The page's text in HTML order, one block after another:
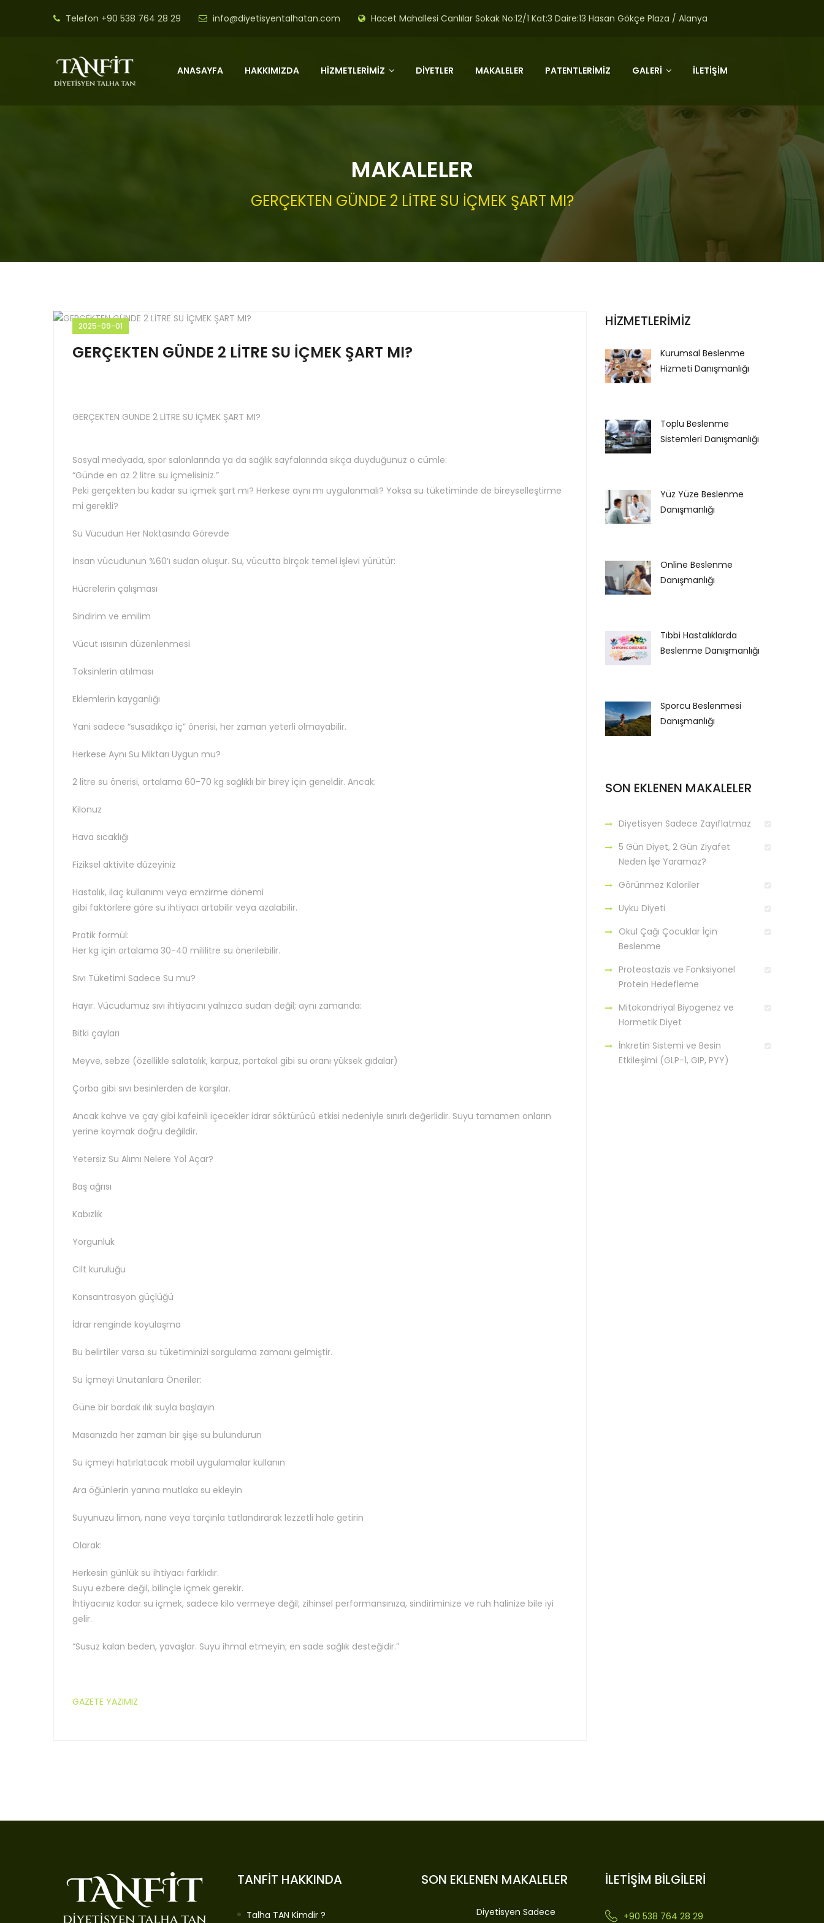
Telefon +90 538 764 28 29 info@diyetisyentalhatan.com Hacet Mahallesi Canlılar Sokak No:12/1 Kat:3 Daire:13 Hasan Gökçe Plaza / Alanya
ANASAYFA HAKKIMIZDA HİZMETLERİMİZ DİYETLER MAKALELER PATENTLERİMİZ GALERİ İLETİŞİM
MAKALELER
GERÇEKTEN GÜNDE 2 LİTRE SU İÇMEK ŞART MI?
2025-09-01
GERÇEKTEN GÜNDE 2 LİTRE SU İÇMEK ŞART MI?
GERÇEKTEN GÜNDE 2 LİTRE SU İÇMEK ŞART MI?
Sosyal medyada, spor salonlarında ya da sağlık sayfalarında sıkça duyduğunuz o cümle:
“Günde en az 2 litre su içmelisiniz.”
Peki gerçekten bu kadar su içmek şart mı? Herkese aynı mı uygulanmalı? Yoksa su tüketiminde de bireyselleştirme
mi gerekli?
Su Vücudun Her Noktasında Görevde
İnsan vücudunun %60’ı sudan oluşur. Su, vücutta birçok temel işlevi yürütür:
Hücrelerin çalışması
Sindirim ve emilim
Vücut ısısının düzenlenmesi
Toksinlerin atılması
Eklemlerin kayganlığı
Yani sadece “susadıkça iç” önerisi, her zaman yeterli olmayabilir.
Herkese Aynı Su Miktarı Uygun mu?
2 litre su önerisi, ortalama 60-70 kg sağlıklı bir birey için geneldir. Ancak:
Kilonuz
Hava sıcaklığı
Fiziksel aktivite düzeyiniz
Hastalık, ilaç kullanımı veya emzirme dönemi
gibi faktörlere göre su ihtiyacı artabilir veya azalabilir.
Pratik formül:
Her kg için ortalama 30-40 mililitre su önerilebilir.
Sıvı Tüketimi Sadece Su mu?
Hayır. Vücudumuz sıvı ihtiyacını yalnızca sudan değil; aynı zamanda:
Bitki çayları
Meyve, sebze (özellikle salatalık, karpuz, portakal gibi su oranı yüksek gıdalar)
Çorba gibi sıvı besinlerden de karşılar.
Ancak kahve ve çay gibi kafeinli içecekler idrar söktürücü etkisi nedeniyle sınırlı değerlidir. Suyu tamamen onların
yerine koymak doğru değildir.
Yetersiz Su Alımı Nelere Yol Açar?
Baş ağrısı
Kabızlık
Yorgunluk
Cilt kuruluğu
Konsantrasyon güçlüğü
İdrar renginde koyulaşma
Bu belirtiler varsa su tüketiminizi sorgulama zamanı gelmiştir.
Su İçmeyi Unutanlara Öneriler:
Güne bir bardak ılık suyla başlayın
Masanızda her zaman bir şişe su bulundurun
Su içmeyi hatırlatacak mobil uygulamalar kullanın
Ara öğünlerin yanına mutlaka su ekleyin
Suyunuzu limon, nane veya tarçınla tatlandırarak lezzetli hale getirin
Olarak:
Herkesin günlük su ihtiyacı farklıdır.
Suyu ezbere değil, bilinçle içmek gerekir.
İhtiyacınız kadar su içmek, sadece kilo vermeye değil; zihinsel performansınıza, sindiriminize ve ruh halinize bile iyi
gelir.
“Susuz kalan beden, yavaşlar. Suyu ihmal etmeyin; en sade sağlık desteğidir.”
GAZETE YAZIMIZ
HİZMETLERİMİZ
Kurumsal Beslenme
Hizmeti Danışmanlığı
Toplu Beslenme
Sistemleri Danışmanlığı
Yüz Yüze Beslenme
Danışmanlığı
Online Beslenme
Danışmanlığı
Tıbbi Hastalıklarda
Beslenme Danışmanlığı
Sporcu Beslenmesi
Danışmanlığı
SON EKLENEN MAKALELER
Diyetisyen Sadece Zayıflatmaz
5 Gün Diyet, 2 Gün Ziyafet
Neden İşe Yaramaz?
Görünmez Kaloriler
Uyku Diyeti
Okul Çağı Çocuklar İçin
Beslenme
Proteostazis ve Fonksiyonel
Protein Hedefleme
Mitokondriyal Biyogenez ve
Hormetik Diyet
İnkretin Sistemi ve Besin
Etkileşimi (GLP-1, GIP, PYY)
TANFİT HAKKINDA
Talha TAN Kimdir ?
SON EKLENEN MAKALELER
Diyetisyen Sadece
İLETİŞİM BİLGİLERİ
+90 538 764 28 29